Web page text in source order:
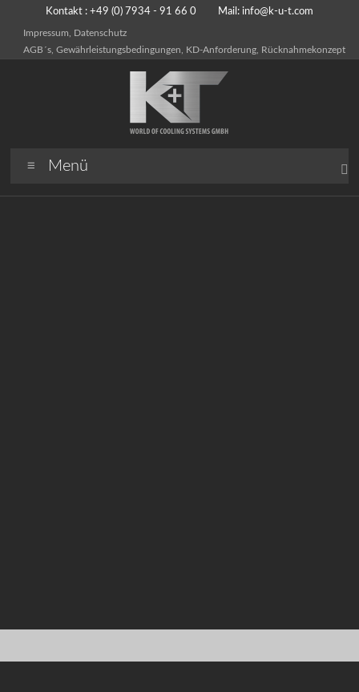
Kontakt : +49 (0) 7934 - 91 66 0 Mail: info@k-u-t.com
Impressum, Datenschutz
AGB´s, Gewährleistungsbedingungen, KD-Anforderung, Rücknahmekonzept
Menü